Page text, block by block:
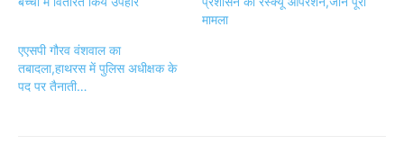
मामला
एएसपी गौरव वंशवाल का
तबादला,हाथरस में पुलिस अधीक्षक के
पद पर तैनाती…